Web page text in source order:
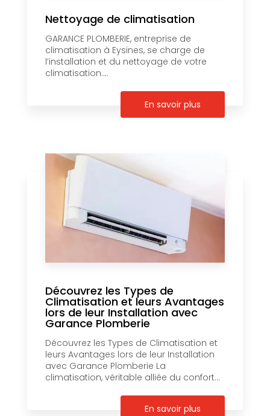
Nettoyage de climatisation
GARANCE PLOMBERIE, entreprise de
climatisation à Eysines, se charge de
l’installation et du nettoyage de votre
climatisation....
En savoir plus
Découvrez les Types de
Climatisation et leurs Avantages
lors de leur Installation avec
Garance Plomberie
Découvrez les Types de Climatisation et
leurs Avantages lors de leur Installation
avec Garance Plomberie La
climatisation, véritable alliée du confort...
En savoir plus